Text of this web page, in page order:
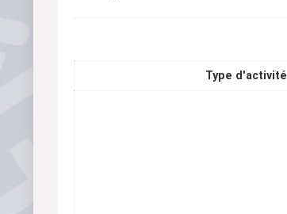
Type d'activité